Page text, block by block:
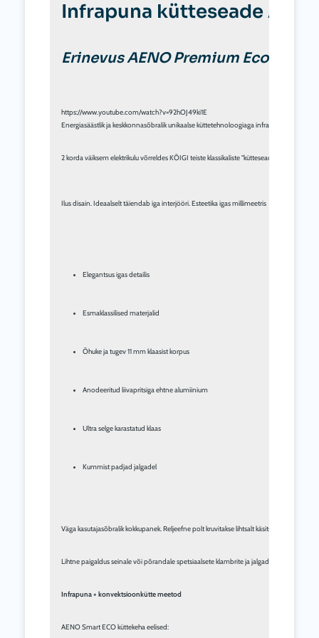
Infrapuna kütteseade
Erinevus AENO Premium Eco
Energiasäästlik ja keskkonnasõbralik unikaalse küttetehnoloogiaga infrapunasoojendi,
2 korda väiksem elektrikulu võrreldes KÕIGI teiste klassikaliste "kütteseadmetega"
Ilus disain. Ideaalselt täiendab iga interjööri. Esteetika igas millimeetris
Elegantsus igas detailis
Esmaklassilised materjalid
Õhuke ja tugev 11 mm klaasist korpus
Anodeeritud liivapritsiga ehtne alumiinium
Ultra selge karastatud klaas
Kummist padjad jalgadel
Väga kasutajasõbralik kokkupanek. Reljeefne polt kruvitakse lihtsalt käsitsi külge ilma
Lihtne paigaldus seinale või põrandale spetsiaalsete klambrite ja jalgadega.
Infrapuna + konvektsioonkütte meetod
AENO Smart ECO küttekeha eelised: